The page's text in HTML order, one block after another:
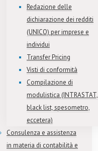
Redazione delle
dichiarazione dei redditi
(UNICO) per imprese e
individui
Transfer Pricing
Visti di conformità
Compilazione di
modulistica (INTRASTAT,
black list, spesometro,
eccetera)
Consulenza e assistenza
in materia di contabilità e